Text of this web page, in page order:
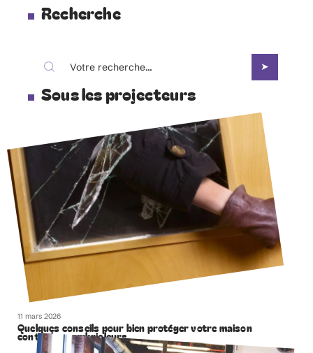
Recherche
Sous les projecteurs
11 mars 2026
Quelques conseils pour bien protéger votre maison
contre les cambrioleurs